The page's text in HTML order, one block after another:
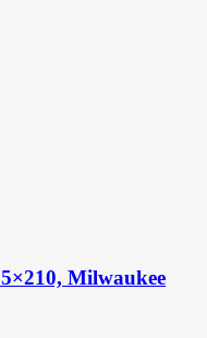
Milwaukee